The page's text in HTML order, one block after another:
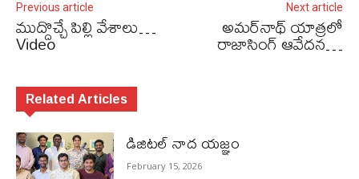
Previous article
ముద్దొచ్చే పిల్లి వేశాలు…
Video
Next article
అమర్‌నాథ్ యాత్రలో
రాజాసింగ్ ఆవేదన…
Related Articles
డిజిటల్ నాద యజ్ఞం
February 15, 2026